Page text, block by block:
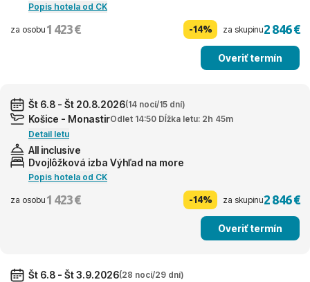
Popis hotela od CK
za osobu 1 423 € -14% za skupinu2 846 €
Overiť termín
Št 6.8 - Št 20.8.2026(14 nocí/15 dní)
Košice - MonastirOdlet 14:50 Dĺžka letu: 2h 45m
Detail letu
All inclusive
Dvojlôžková izba Výhľad na more
Popis hotela od CK
za osobu 1 423 € -14% za skupinu2 846 €
Overiť termín
Št 6.8 - Št 3.9.2026(28 nocí/29 dní)